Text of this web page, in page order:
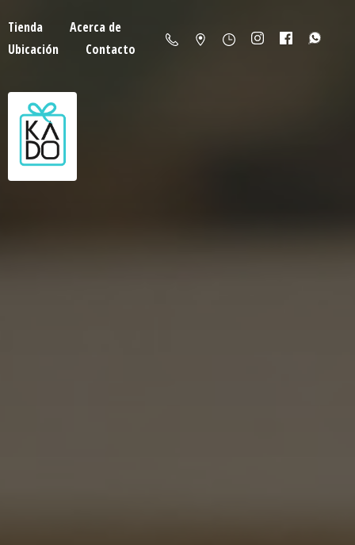
Tienda
Acerca de
Ubicación
Contacto